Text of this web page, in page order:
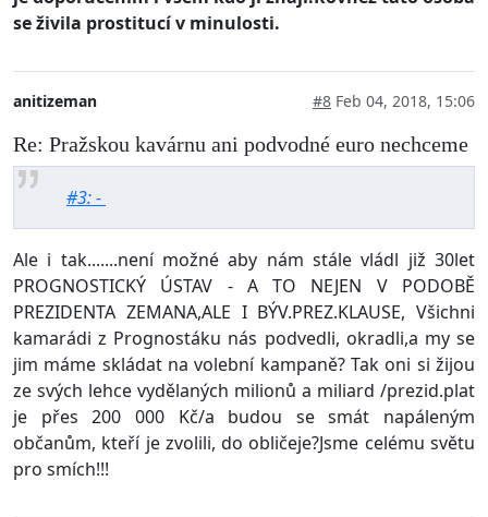
se živila prostitucí v minulosti.
anitizeman #8 Feb 04, 2018, 15:06
Re: Pražskou kavárnu ani podvodné euro nechceme
#3: -
Ale i tak.......není možné aby nám stále vládl již 30let
PROGNOSTICKÝ ÚSTAV - A TO NEJEN V PODOBĚ
PREZIDENTA ZEMANA,ALE I BÝV.PREZ.KLAUSE, Všichni
kamarádi z Prognostáku nás podvedli, okradli,a my se
jim máme skládat na volební kampaně? Tak oni si žijou
ze svých lehce vydělaných milionů a miliard /prezid.plat
je přes 200 000 Kč/a budou se smát napáleným
občanům, kteří je zvolili, do obličeje?Jsme celému světu
pro smích!!!